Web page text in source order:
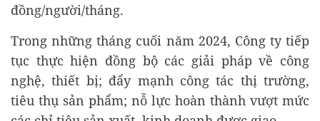
đồng/người/tháng.
Trong những tháng cuối năm 2024, Công ty tiếp
tục thực hiện đồng bộ các giải pháp về công
nghệ, thiết bị; đẩy mạnh công tác thị trường,
tiêu thụ sản phẩm; nỗ lực hoàn thành vượt mức